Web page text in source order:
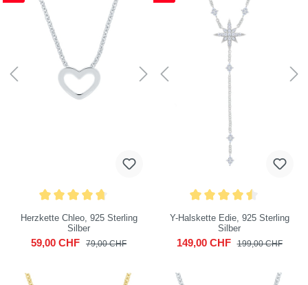
Herzkette Chleo, 925 Sterling
Silber
59,00 CHF 79,00 CHF
Y-Halskette Edie, 925 Sterling
Silber
149,00 CHF 199,00 CHF